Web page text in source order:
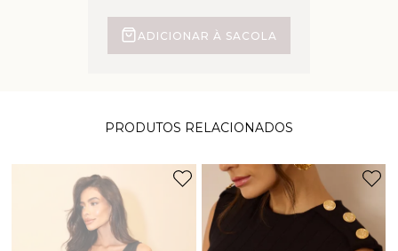
ADICIONAR À SACOLA
PRODUTOS RELACIONADOS